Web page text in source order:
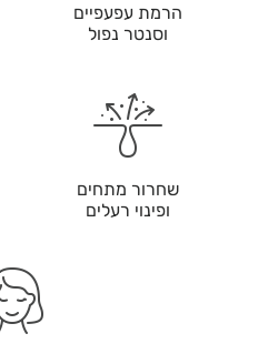
הרמת עפעפיים
וסנטר נפול
שחרור מתחים
ופינוי רעלים